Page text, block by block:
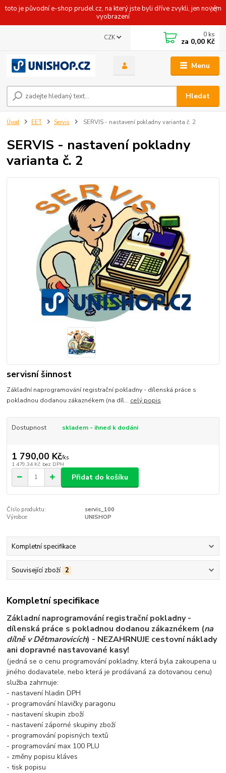
toto je původní e-shop prudel.cz, na který jste byli dříve zvykli, jen novém
vyobrazení
Menu
CZK
Hledat
0 ks
za 0,00 Kč
Úvod EET Servis SERVIS - nastavení pokladny varianta č. 2
SERVIS - nastavení pokladny
varianta č. 2
servisní šinnost
Základní naprogramování registrační pokladny - dílenská práce s
pokladnou dodanou zákaznékem (na díl... celý popis
Dostupnost skladem - ihned k dodáni
1 790,00 Kč/ks
1 479,34 Kč bez DPH
Přidat do košíku
Číslo produktu:
servis_100
Výrobce:
UNISHOP
Kompletní specifikace
Související zboží 2
Kompletní specifikace
Základní naprogramování registrační pokladny -
dílenská práce s pokladnou dodanou zákaznékem (na
dílně v Dětmarovicích) - NEZAHRNUJE cestovní náklady
ani dopravné nastavované kasy!
(jedná se o cenu programování pokladny, která byla zakoupena u
jiného dodavatele, nebo která je prodávaná za dotovanou cenu)
služba zahrnuje:
- nastavení hladin DPH
- programování hlavičky paragonu
- nastavení skupin zboží
- nastavení záporné skupiny zboží
- programování popisných textů
- programování max 100 PLU
- změny popisu kláves
- tisk popisu